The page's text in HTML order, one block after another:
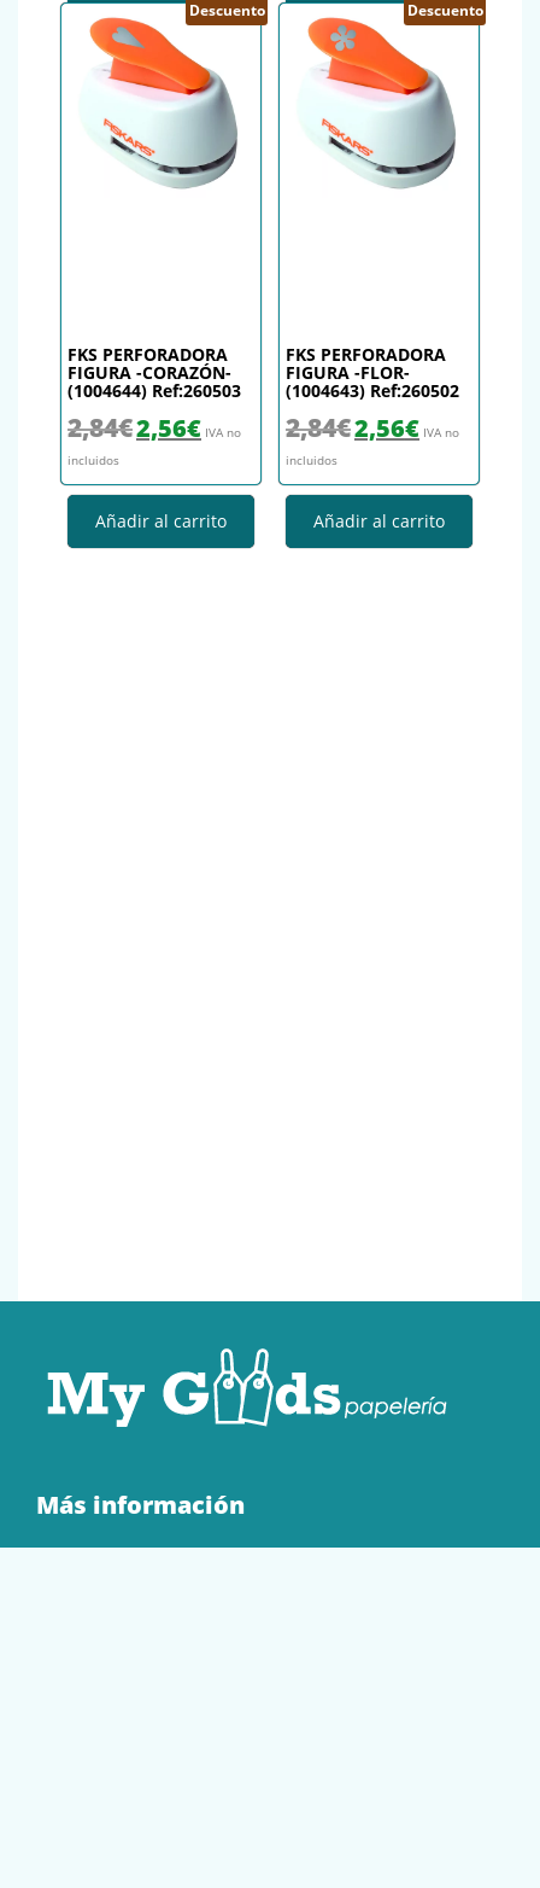
Descuento
FKS PERFORADORA
FIGURA -CORAZÓN-
(1004644) Ref:260503
2,84€El precio original era: 2,84€.
2,56€El precio actual es: 2,56€.
IVA no
incluidos
Añadir al carrito
Descuento
FKS PERFORADORA
FIGURA -FLOR-
(1004643) Ref:260502
2,84€El precio original era: 2,84€.
2,56€El precio actual
IVA no
incluidos
Añadir al carrito
Más información